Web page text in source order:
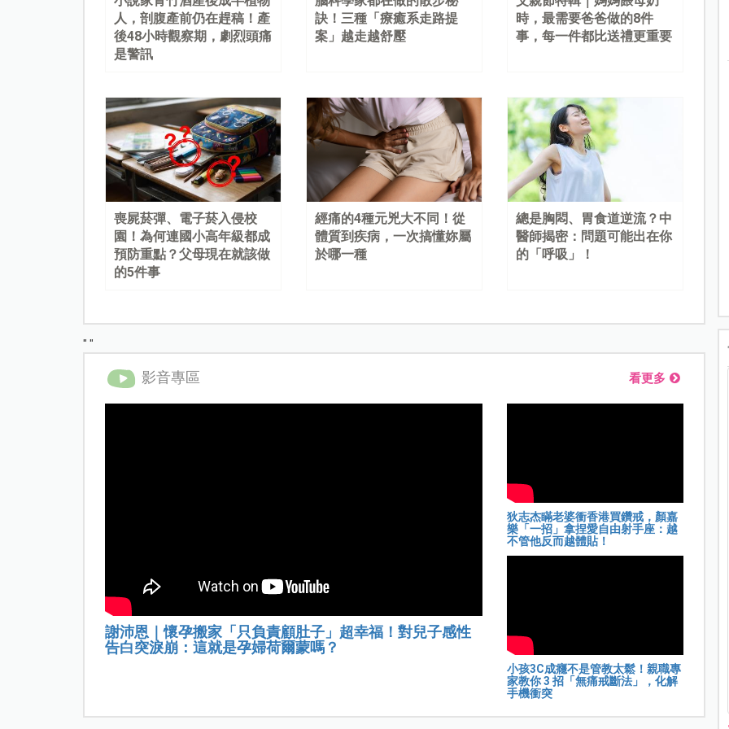
人，剖腹產前仍在趕稿！產
後48小時觀察期，劇烈頭痛
是警訊
訣！三種「療癒系走路提
案」越走越舒壓
時，最需要爸爸做的8件
事，每一件都比送禮更重要
喪屍菸彈、電子菸入侵校
園！為何連國小高年級都成
預防重點？父母現在就該做
的5件事
經痛的4種元兇大不同！從
體質到疾病，一次搞懂妳屬
於哪一種
總是胸悶、胃食道逆流？中
醫師揭密：問題可能出在你
的「呼吸」！
" "
影音專區 看更多
謝沛恩｜懷孕搬家「只負責顧肚子」超幸福！對兒子感性
告白突淚崩：這就是孕婦荷爾蒙嗎？
狄志杰瞞老婆衝香港買鑽戒，顏嘉
樂「一招」拿捏愛自由射手座：越
不管他反而越體貼！
小孩3C成癮不是管教太鬆！親職專
家教你 3 招「無痛戒斷法」，化解
手機衝突